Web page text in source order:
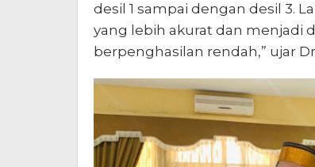
desil 1 sampai dengan desil 3.
yang lebih akurat dan menjadi
berpenghasilan rendah,” ujar